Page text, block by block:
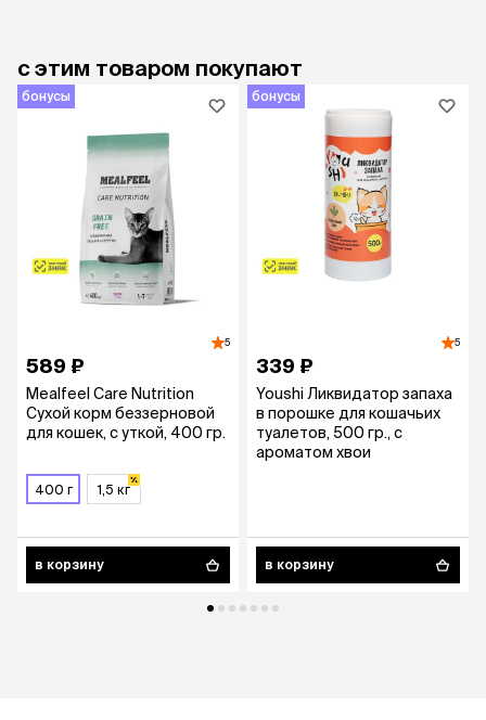
с этим товаром покупают
бонусы
5
589 ₽
Mealfeel Care Nutrition
Сухой корм беззерновой
для кошек, с уткой, 400 гр.
400 г 1,5 кг
в корзину
бонусы
5
339 ₽
Youshi Ликвидатор запаха
в порошке для кошачьих
туалетов, 500 гр., c
ароматом хвои
в корзину